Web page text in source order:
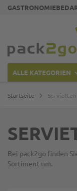
ALLE KATEGORIEN
Startseite Servietten
Bei pack2go finden
Sortiment um.